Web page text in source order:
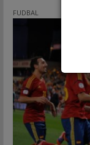
FUDBAL